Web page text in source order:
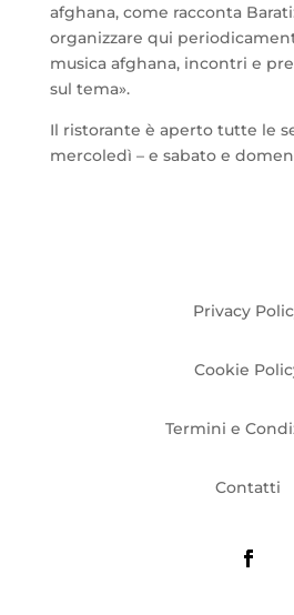
afghana, come racconta
organizzare qui
musica afghana, incontri e
sul tema».
Il ristorante è aperto tutte le
mercoledì – e sabato e
Privacy
Cookie
Termini e
Contatti